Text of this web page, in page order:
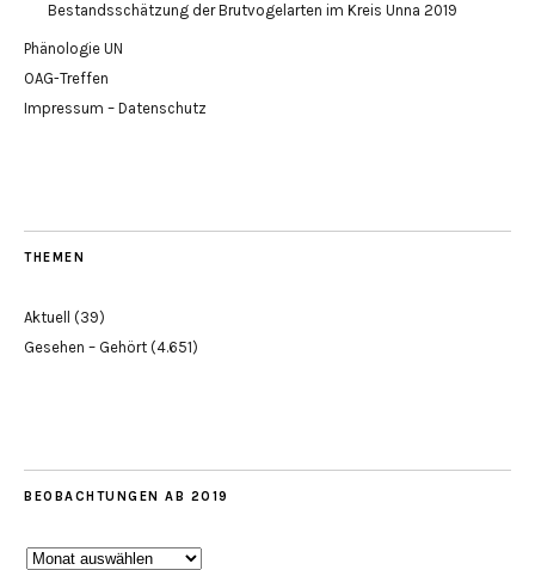
Bestandsschätzung der Brutvogelarten im Kreis Unna 2019
Phänologie UN
OAG-Treffen
Impressum – Datenschutz
THEMEN
Aktuell
(39)
Gesehen – Gehört (4.651)
BEOBACHTUNGEN AB 2019
Beobachtungen